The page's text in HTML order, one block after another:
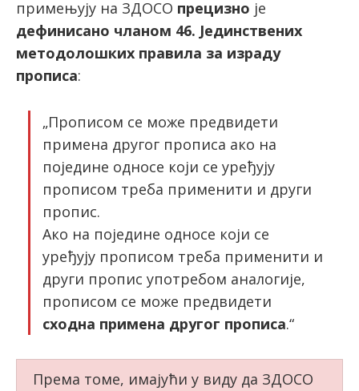
примењују на ЗДОСО прецизно је
дефинисано чланом 46. Јединствених
методолошких правила за израду
прописа:
„Прописом се може предвидети
примена другог прописа ако на
поједине односе који се уређују
прописом треба применити и други
пропис.
Ако на поједине односе који се
уређују прописом треба применити и
други пропис употребом аналогије,
прописом се може предвидети
сходна примена другог прописа.“
Према томе, имајући у виду да ЗДОСО